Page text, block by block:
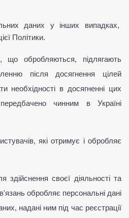
даних у інших випадках,
Політики.
що обробляються, підлягають
після досягнення цілей
необхідності в досягненні цих
чинним в Україні
які отримує і обробляє
здійснення своєї діяльності та
обробляє персональні дані
надані ним під час реєстрації